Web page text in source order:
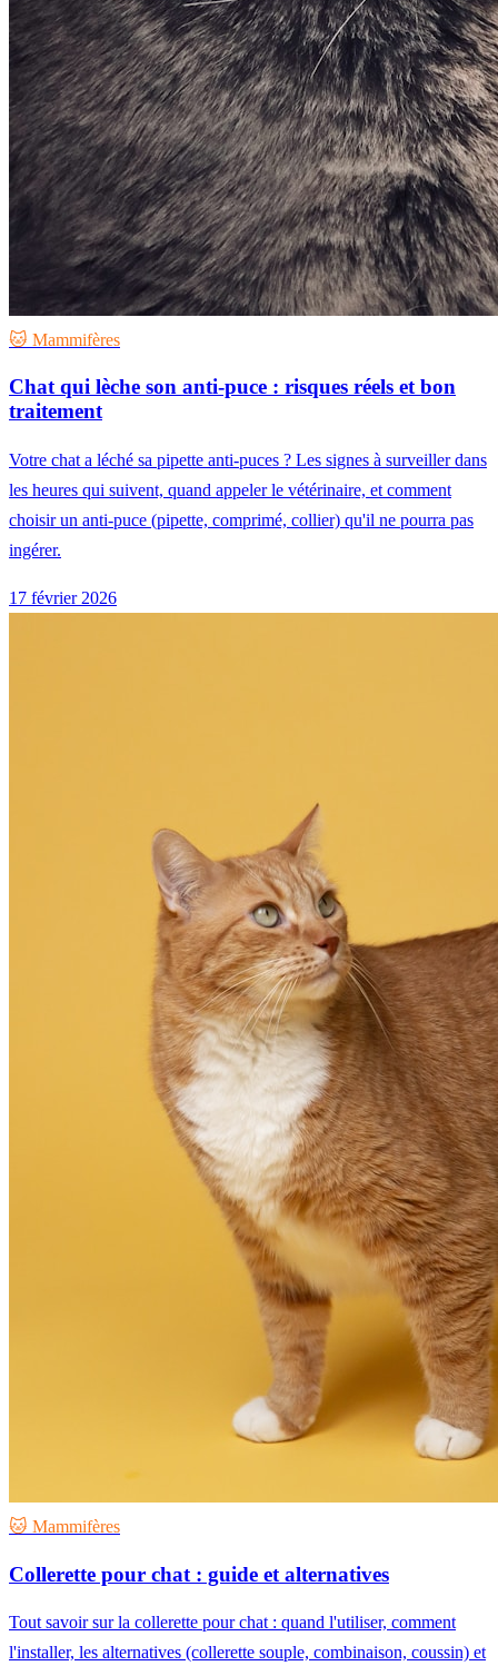
🐱 Mammifères
Chat qui lèche son anti-puce : risques réels et bon
traitement
Votre chat a léché sa pipette anti-puces ? Les signes à surveiller dans
les heures qui suivent, quand appeler le vétérinaire, et comment
choisir un anti-puce (pipette, comprimé, collier) qu'il ne pourra pas
ingérer.
17 février 2026
🐱 Mammifères
Collerette pour chat : guide et alternatives
Tout savoir sur la collerette pour chat : quand l'utiliser, comment
l'installer, les alternatives (collerette souple, combinaison, coussin) et